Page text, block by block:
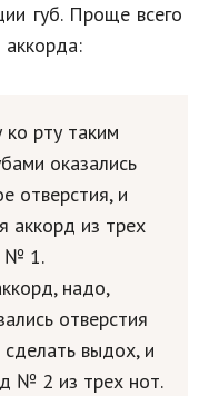
губ. Проще всего
аккорда:
рту таким
оказались
отверстия, и
аккорд из трех
№ 1.
надо,
отверстия
выдох, и
№ 2 из трех нот.